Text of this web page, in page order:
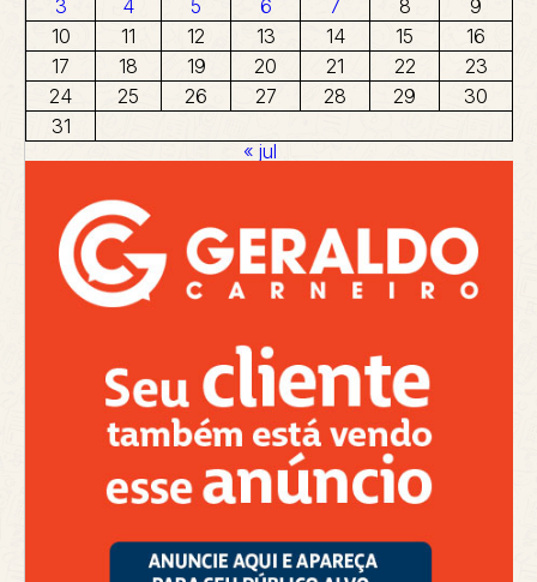
3 4 5 6 7 8
9
10
11 12 13 14 15
16
17
18 19 20 21 22
23
24
25 26 27 28 29
30
31
« jul